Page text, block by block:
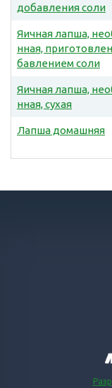
добавления соли
Яичная лапша,
нная,
бавлением соли
Яичная лапша,
нная, сухая
Лапша домашняя